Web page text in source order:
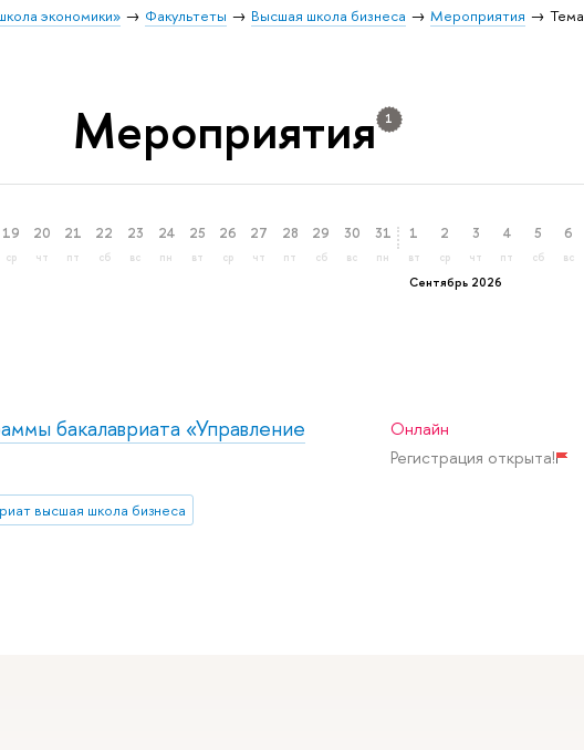
экономики» Факультеты Высшая школа бизнеса Мероприятия
Тема
Мероприятия 1
19
ср
20
чт
21
пт
22
сб
23
вс
24
пн
25
вт
26
ср
27
чт
28
пт
29
сб
30
вс
31
пн
Сентябрь 2026
1
вт
2
ср
3
чт
4
пт
5
сб
6
вс
Онлайн
Регистрация открыта!
бакалавриата «Управление
высшая школа бизнеса